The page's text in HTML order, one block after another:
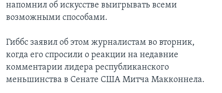
напомнил об искусстве выигрывать всеми
возможными способами.
Гиббс заявил об этом журналистам во вторник,
когда его спросили о реакции на недавние
комментарии лидера республиканского
меньшинства в Сенате США Митча Макконнела.